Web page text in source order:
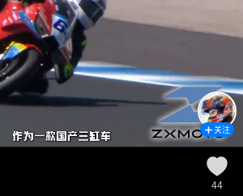
关注
44